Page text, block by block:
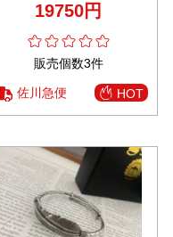
ル シルバー19750円
販売個数3件
佐川急便 HOT